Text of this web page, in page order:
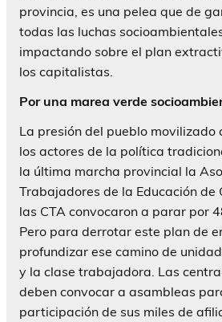
provincia, es una pelea que de
todas las luchas
impactando sobre el plan
los capitalistas.
Por una marea verde
La presión del pueblo movilizado
los actores de la política
la última marcha provincial la
Trabajadores de la Educación de
las CTA convocaron a parar por
Pero para derrotar este plan de
profundizar ese camino de
y la clase trabajadora. Las
deben convocar a asambleas
participación de sus miles de